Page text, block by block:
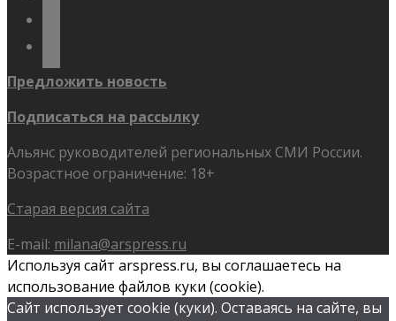
Предложить новость
Подписаться на рассылку
Альянс руководителей региональных СМИ России.
Возрастное ограничение: 18+
Старая версия сайта
E-mail: milana@arspress.ru
Используя сайт arspress.ru, вы соглашаетесь на
использование файлов куки (cookie).
Сайт использует cookie (куки). Оставаясь на сайте, вы